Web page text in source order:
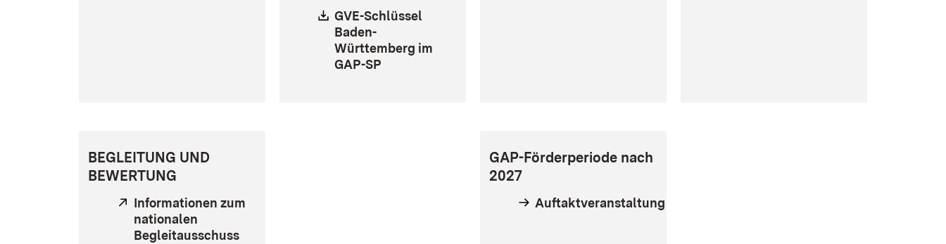
Download:
GVE-Schlüssel
Baden-
Württemberg im
GAP-SP
BEGLEITUNG UND
BEWERTUNG
Extern:
Informationen zum
nationalen
Begleitausschuss
GAP-Förderperiode nach
2027
Auftaktveranstaltung